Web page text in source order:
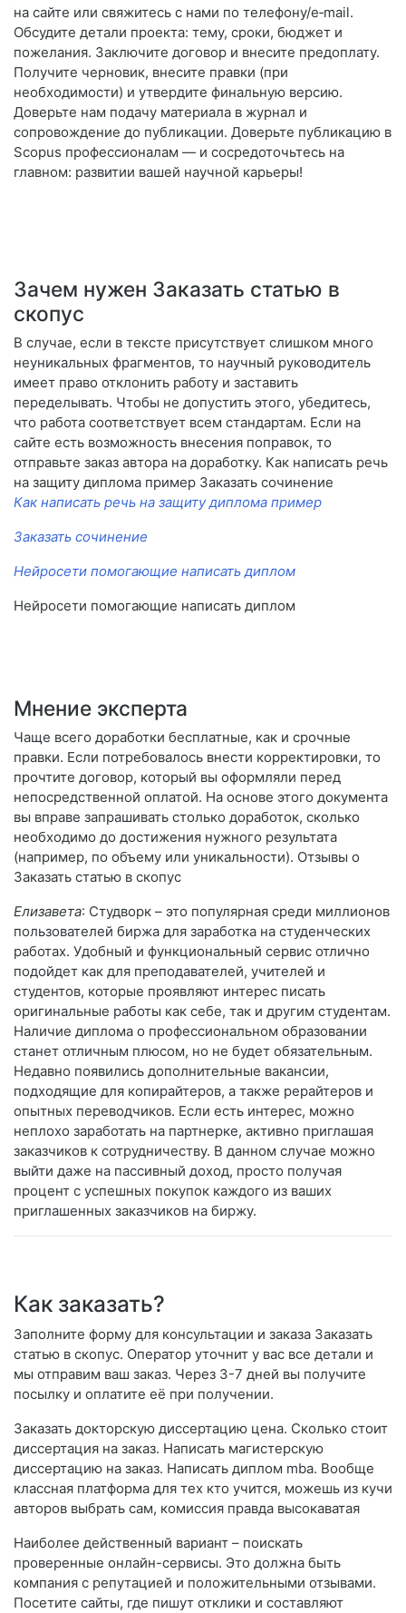
на сайте или свяжитесь с нами по телефону/e‑mail.
Обсудите детали проекта: тему, сроки, бюджет и
пожелания. Заключите договор и внесите предоплату.
Получите черновик, внесите правки (при
необходимости) и утвердите финальную версию.
Доверьте нам подачу материала в журнал и
сопровождение до публикации. Доверьте публикацию в
Scopus профессионалам — и сосредоточьтесь на
главном: развитии вашей научной карьеры!
Зачем нужен Заказать статью в
скопус
В случае, если в тексте присутствует слишком много
неуникальных фрагментов, то научный руководитель
имеет право отклонить работу и заставить
переделывать. Чтобы не допустить этого, убедитесь,
что работа соответствует всем стандартам. Если на
сайте есть возможность внесения поправок, то
отправьте заказ автора на доработку. Как написать речь
на защиту диплома пример Заказать сочинение
Как написать речь на защиту диплома пример
Заказать сочинение
Нейросети помогающие написать диплом
Нейросети помогающие написать диплом
Мнение эксперта
Чаще всего доработки бесплатные, как и срочные
правки. Если потребовалось внести корректировки, то
прочтите договор, который вы оформляли перед
непосредственной оплатой. На основе этого документа
вы вправе запрашивать столько доработок, сколько
необходимо до достижения нужного результата
(например, по объему или уникальности). Отзывы о
Заказать статью в скопус
Елизавета: Студворк – это популярная среди миллионов
пользователей биржа для заработка на студенческих
работах. Удобный и функциональный сервис отлично
подойдет как для преподавателей, учителей и
студентов, которые проявляют интерес писать
оригинальные работы как себе, так и другим студентам.
Наличие диплома о профессиональном образовании
станет отличным плюсом, но не будет обязательным.
Недавно появились дополнительные вакансии,
подходящие для копирайтеров, а также рерайтеров и
опытных переводчиков. Если есть интерес, можно
неплохо заработать на партнерке, активно приглашая
заказчиков к сотрудничеству. В данном случае можно
выйти даже на пассивный доход, просто получая
процент с успешных покупок каждого из ваших
приглашенных заказчиков на биржу.
Как заказать?
Заполните форму для консультации и заказа Заказать
статью в скопус. Оператор уточнит у вас все детали и
мы отправим ваш заказ. Через 3-7 дней вы получите
посылку и оплатите её при получении.
Заказать докторскую диссертацию цена. Сколько стоит
диссертация на заказ. Написать магистерскую
диссертацию на заказ. Написать диплом mba. Вообще
классная платформа для тех кто учится, можешь из кучи
авторов выбрать сам, комиссия правда высокаватая
Наиболее действенный вариант – поискать
проверенные онлайн-сервисы. Это должна быть
компания с репутацией и положительными отзывами.
Посетите сайты, где пишут отклики и составляют